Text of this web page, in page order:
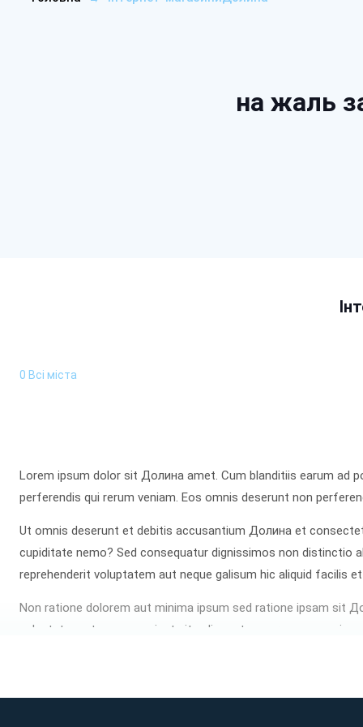
на жаль
0 Всі міста
Lorem ipsum dolor sit Долина amet. Cum blanditiis earum ad
perferendis qui rerum veniam. Eos omnis deserunt non
Ut omnis deserunt et debitis accusantium Долина et
cupiditate nemo? Sed consequatur dignissimos non distinctio
reprehenderit voluptatem aut neque galisum hic aliquid facilis
Non ratione dolorem aut minima ipsum sed ratione ipsam sit
voluptatem et quos nesciunt sit galisum tempora eos